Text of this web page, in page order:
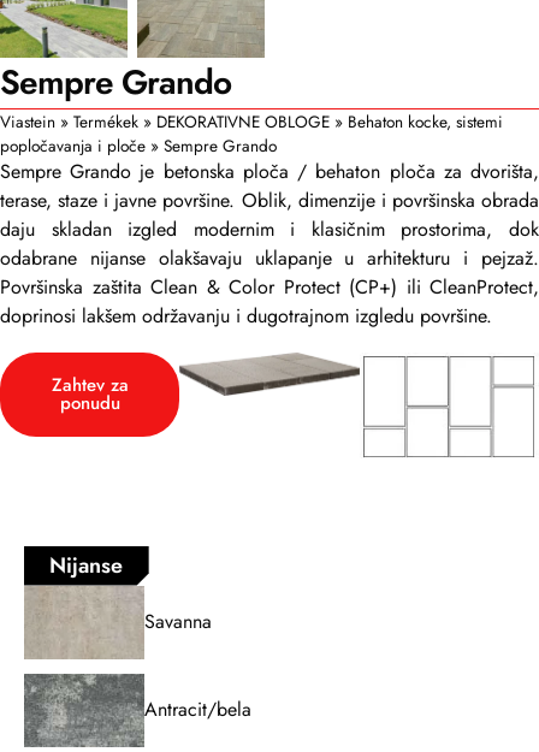
Sempre Grando
Viastein » Termékek » DEKORATIVNE OBLOGE » Behaton kocke, sistemi
popločavanja i ploče » Sempre Grando
Sempre Grando je betonska ploča / behaton ploča za dvorišta,
terase, staze i javne površine. Oblik, dimenzije i površinska obrada
daju skladan izgled modernim i klasičnim prostorima, dok
odabrane nijanse olakšavaju uklapanje u arhitekturu i pejzaž.
Površinska zaštita Clean & Color Protect (CP+) ili CleanProtect,
doprinosi lakšem održavanju i dugotrajnom izgledu površine.
Zahtev za
ponudu
Nijanse
Savanna
Antracit/bela